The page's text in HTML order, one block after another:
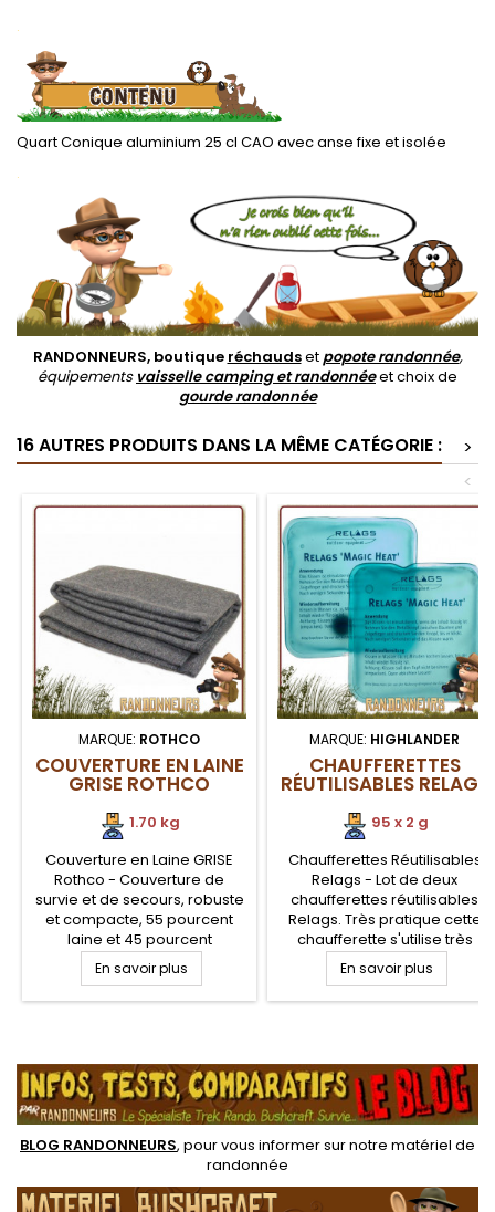
.
Quart Conique aluminium 25 cl CAO avec anse fixe et isolée
.
RANDONNEURS, boutique réchaudsetpopote randonnée,
équipements vaisselle camping et randonnéeet choix de
gourde randonnée
16 AUTRES PRODUITS DANS LA MÊME CATÉGORIE :
>
<
MARQUE: ROTHCO
COUVERTURE EN LAINE
GRISE ROTHCO
1.70 kg
Couverture en Laine GRISE
Rothco - Couverture de
survie et de secours, robuste
et compacte, 55 pourcent
laine et 45 pourcent
synthétique. Cette couverture
de survie en laine est chaude
et agréable à porter.
utilisation en bushcraft nature
En savoir plus
MARQUE: HIGHLANDER
CHAUFFERETTES
RÉUTILISABLES RELAGS
95 x 2 g
Chaufferettes Réutilisables
Relags - Lot de deux
chaufferettes réutilisables
Relags. Très pratique cette
chaufferette s'utilise très
simplement en pressant la
pastille contenue à l'intérieur,
ce qui déclenche une
plusieurs heures.
En savoir plus
BLOG RANDONNEURS, pour vous informer sur notre matériel de
randonnée